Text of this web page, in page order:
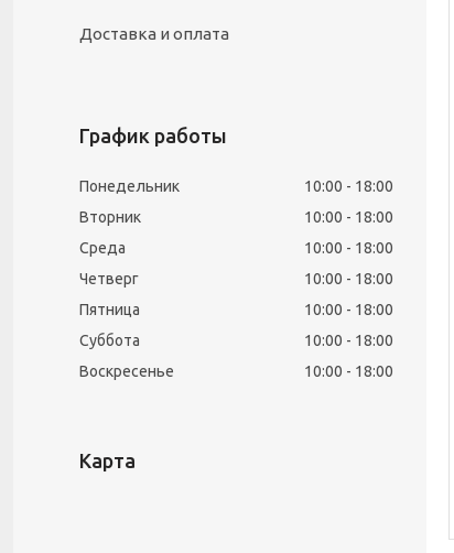
Доставка и оплата
График работы
Понедельник 10:00
18:00
Вторник
10:00
18:00
Среда
10:00
18:00
Четверг
10:00
18:00
Пятница
10:00
18:00
Суббота
10:00
18:00
Воскресенье
10:00 18:00
Карта